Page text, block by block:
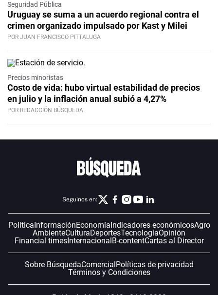
Seguridad Pública
Uruguay se suma a un acuerdo regional contra el
crimen organizado impulsado por Kast y Milei
POR JUAN FRANCISCO PITTALUGA
Precios minoristas
Costo de vida: hubo virtual estabilidad de precios
en julio y la inflación anual subió a 4,27%
POR REDACCIÓN BÚSQUEDA
Seguinos en:
PolíticaInformaciónEconomíaIndicadores económicosAgro
AmbienteCulturaDeportesTecnologíaOpinión
Financial timesInternacionalB-contentCartas al Director
Sobre BúsquedaComercialPolíticas de privacidad
Términos y Condiciones